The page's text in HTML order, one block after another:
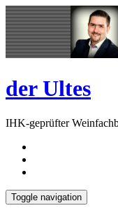
Skip
to
content
Open
Sidebar
der Ultes
IHK-geprüfter
Toggle navigation